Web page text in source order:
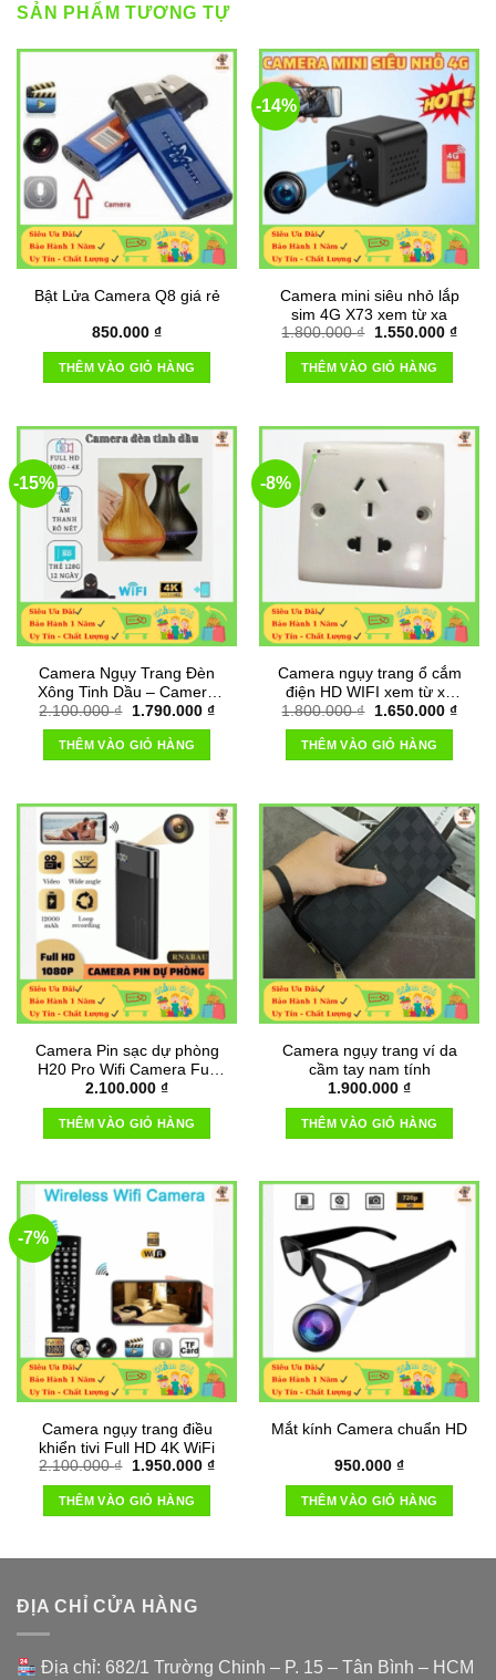
SẢN PHẨM TƯƠNG TỰ
Bật Lửa Camera Q8 giá rẻ
850.000 ₫
THÊM VÀO GIỎ HÀNG
-14%
Camera mini siêu nhỏ lắp
sim 4G X73 xem từ xa
1.800.000₫
Giá
là:
1.800.000 ₫.
1.550.000 ₫Giá
THÊM VÀO GIỎ HÀNG
-15%
Camera Ngụy Trang Đèn
Xông Tinh Dầu – Camera
Full HD 4K, Wifi
2.100.000₫
Giá
là:
2.100.000 ₫.
1.790.000 ₫Giá
THÊM VÀO GIỎ HÀNG
-8%
Camera ngụy trang ổ cắm
điện HD WIFI xem từ xa
qua điện thoại
1.800.000₫
Giá
là:
1.800.000 ₫.
1.650.000 ₫Giá
THÊM VÀO GIỎ HÀNG
Camera Pin sạc dự phòng
H20 Pro Wifi Camera Full
HD 4K
2.100.000 ₫
THÊM VÀO GIỎ HÀNG
Camera ngụy trang ví da
cầm tay nam tính
1.900.000 ₫
THÊM VÀO GIỎ HÀNG
-7%
Camera ngụy trang điều
khiển tivi Full HD 4K WiFi
2.100.000₫
Giá
là:
2.100.000 ₫.
1.950.000 ₫Giá
THÊM VÀO GIỎ HÀNG
Mắt kính Camera chuẩn HD
950.000 ₫
THÊM VÀO GIỎ HÀNG
ĐỊA CHỈ CỬA HÀNG
Địa chỉ: 682/1 Trường Chinh – P. 15 – Tân Bình – HCM